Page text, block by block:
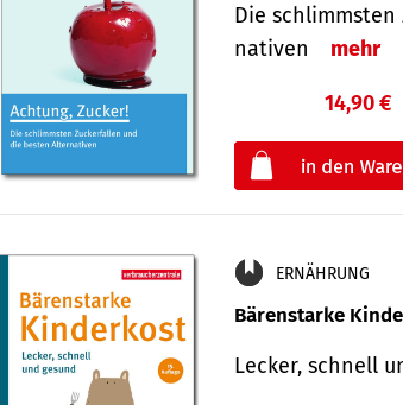
Die
nativen
mehr
14,90 €
ERNÄHRUNG
Bärenstarke
Lecker, schnell